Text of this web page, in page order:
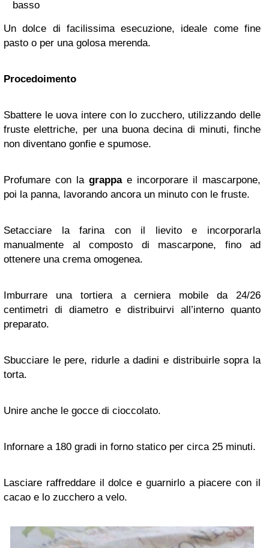
basso
Un dolce di facilissima esecuzione, ideale come fine
pasto o per una golosa merenda.
Procedoimento
Sbattere le uova intere con lo zucchero, utilizzando delle
fruste elettriche, per una buona decina di minuti, finche
non diventano gonfie e spumose.
Profumare con la grappae incorporare il mascarpone,
poi la panna, lavorando ancora un minuto con le fruste.
Setacciare la farina con il lievito e incorporarla
manualmente al composto di mascarpone, fino ad
ottenere una crema omogenea.
Imburrare una tortiera a cerniera mobile da 24/26
centimetri di diametro e distribuirvi all’interno quanto
preparato.
Sbucciare le pere, ridurle a dadini e distribuirle sopra la
torta.
Unire anche le gocce di cioccolato.
Infornare a 180 gradi in forno statico per circa 25 minuti.
Lasciare raffreddare il dolce e guarnirlo a piacere con il
cacao e lo zucchero a velo.